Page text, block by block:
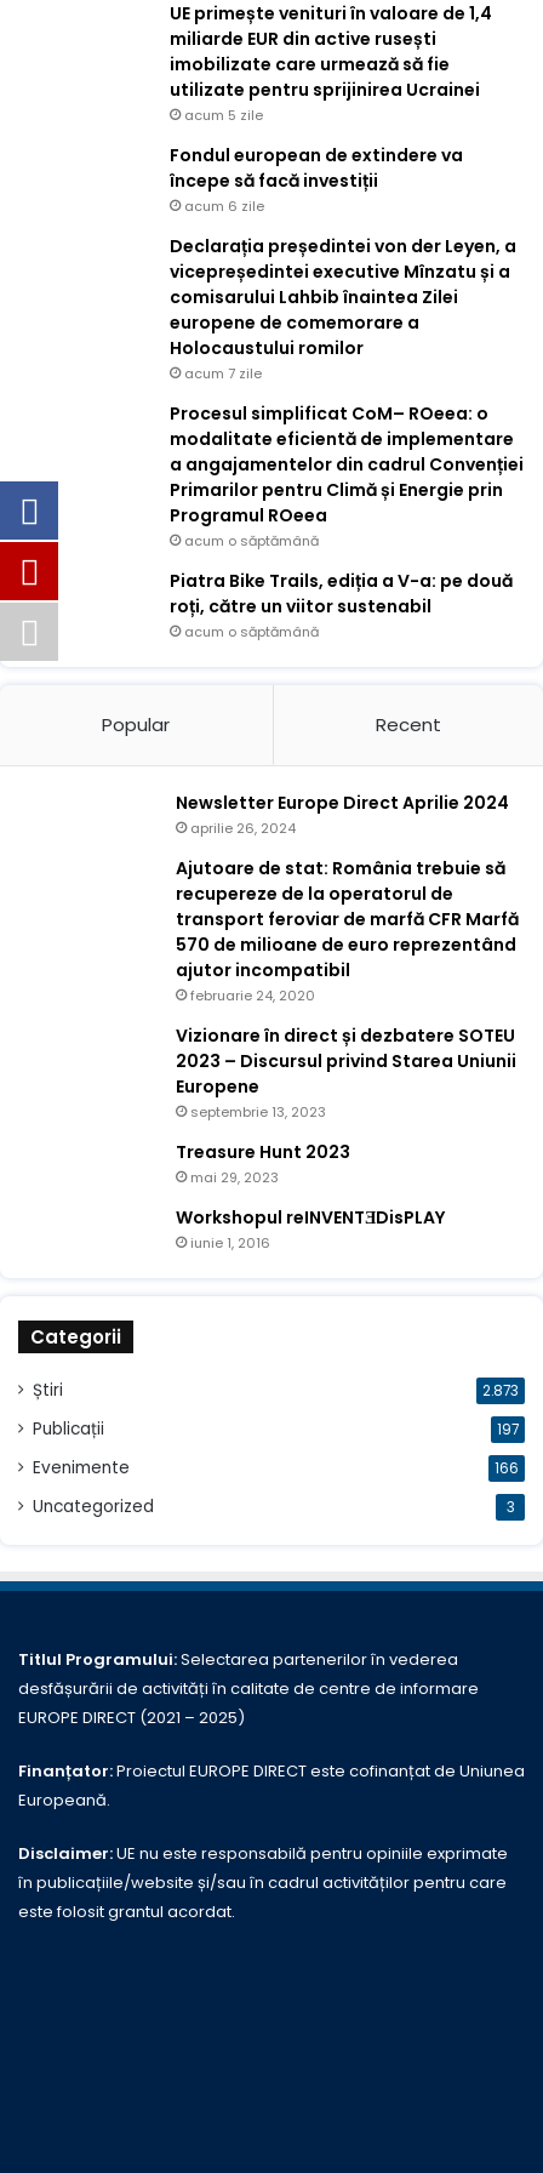
UE primește venituri în valoare de 1,4
miliarde EUR din active rusești
imobilizate care urmează să fie
utilizate pentru sprijinirea Ucrainei
acum 5 zile
Fondul european de extindere va
începe să facă investiții
acum 6 zile
Declarația președintei von der Leyen, a
vicepreședintei executive Mînzatu și a
comisarului Lahbib înaintea Zilei
europene de comemorare a
Holocaustului romilor
acum 7 zile
Procesul simplificat CoM– ROeea: o
modalitate eficientă de implementare
a angajamentelor din cadrul Convenției
Primarilor pentru Climă și Energie prin
Programul ROeea
acum o săptămână
Piatra Bike Trails, ediția a V-a: pe două
roți, către un viitor sustenabil
acum o săptămână
Popular Recent
Newsletter Europe Direct Aprilie 2024
aprilie 26, 2024
Ajutoare de stat: România trebuie să
recupereze de la operatorul de
transport feroviar de marfă CFR Marfă
570 de milioane de euro reprezentând
ajutor incompatibil
februarie 24, 2020
Vizionare în direct și dezbatere SOTEU
2023 – Discursul privind Starea Uniunii
Europene
septembrie 13, 2023
Treasure Hunt 2023
mai 29, 2023
Workshopul reINVENTƎDisPLAY
iunie 1, 2016
Categorii
Știri 2.873
Publicații 197
Evenimente 166
Uncategorized 3
Titlul Programului:Selectarea partenerilor în vederea
desfășurării de activități în calitate de centre de informare
EUROPE DIRECT (2021 – 2025)
Finanțator:Proiectul EUROPE DIRECT este cofinanțat de Uniunea
Europeană.
Disclaimer:UE nu este responsabilă pentru opiniile exprimate
în publicațiile/website și/sau în cadrul activităților pentru care
este folosit grantul acordat.